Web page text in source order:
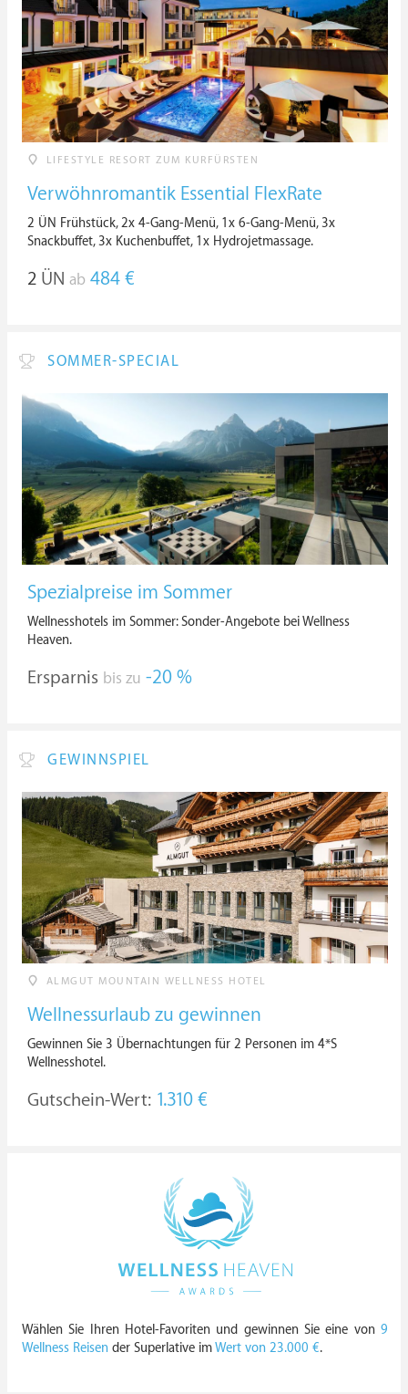
LIFESTYLE RESORT ZUM KURFÜRSTEN
Verwöhnromantik Essential FlexRate
2 ÜN Frühstück, 2x 4-Gang-Menü, 1x 6-Gang-Menü, 3x
Snackbuffet, 3x Kuchenbuffet, 1x Hydrojetmassage.
2 ÜN ab 484 €
SOMMER-SPECIAL
Spezialpreise im Sommer
Wellnesshotels im Sommer: Sonder-Angebote bei Wellness
Heaven.
Ersparnis bis zu -20 %
GEWINNSPIEL
ALMGUT MOUNTAIN WELLNESS HOTEL
Wellnessurlaub zu gewinnen
Gewinnen Sie 3 Übernachtungen für 2 Personen im 4*S
Wellnesshotel.
Gutschein-Wert: 1.310 €
Wählen Sie Ihren Hotel-Favoriten und gewinnen Sie eine von 9
Wellness Reisen der Superlative imWert von 23.000 €.